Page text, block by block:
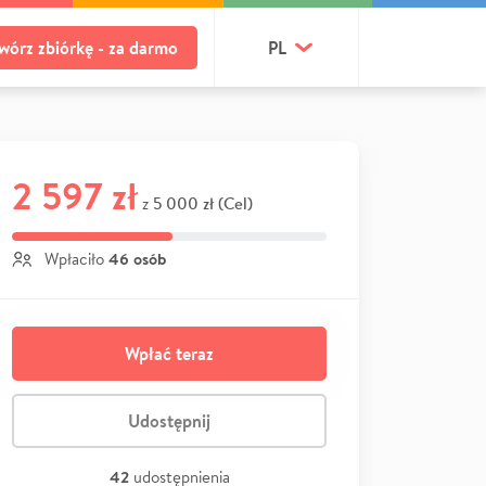
zbiórkę - za darmo PL
2 597 zł z 5 000 zł (Cel)
Wpłaciło 46 osób
Wpłać teraz
Udostępnij
42 udostępnienia